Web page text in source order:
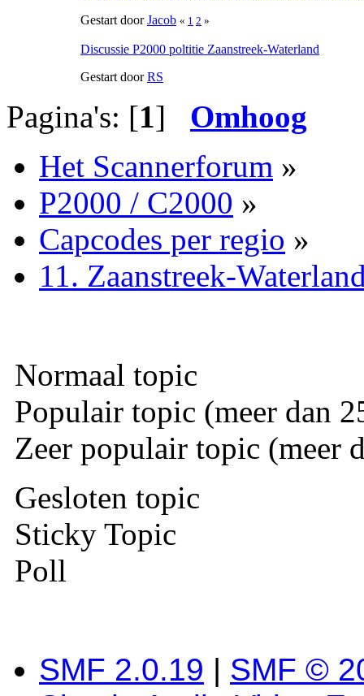
Gestart doorJacob « 1 2 »
Discussie P2000 poltitie Zaanstreek-Waterland
Gestart doorRS
Pagina's: [1] Omhoog
Het Scannerforum »
P2000 / C2000 »
Capcodes per regio »
11. Zaanstreek-
Normaal topic
Populair topic (meer dan
Zeer populair topic (meer
Gesloten topic
Sticky Topic
Poll
SMF 2.0.19 | SMF ©